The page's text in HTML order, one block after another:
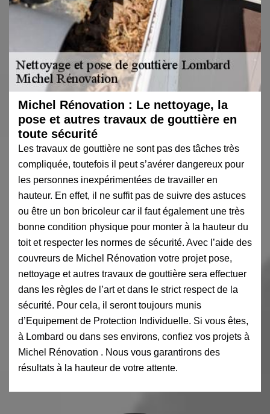
Michel Rénovation : Le nettoyage, la
pose et autres travaux de gouttière en
toute sécurité
Les travaux de gouttière ne sont pas des tâches très
compliquée, toutefois il peut s’avérer dangereux pour
les personnes inexpérimentées de travailler en
hauteur. En effet, il ne suffit pas de suivre des astuces
ou être un bon bricoleur car il faut également une très
bonne condition physique pour monter à la hauteur du
toit et respecter les normes de sécurité. Avec l’aide des
couvreurs de Michel Rénovation votre projet pose,
nettoyage et autres travaux de gouttière sera effectuer
dans les règles de l’art et dans le strict respect de la
sécurité. Pour cela, il seront toujours munis
d’Equipement de Protection Individuelle. Si vous êtes,
à Lombard ou dans ses environs, confiez vos projets à
Michel Rénovation . Nous vous garantirons des
résultats à la hauteur de votre attente.